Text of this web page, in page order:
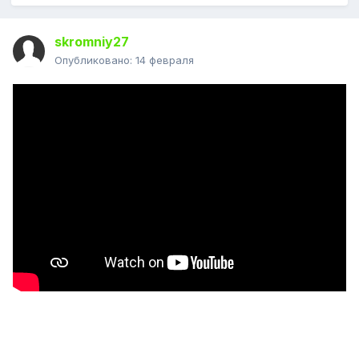
skromniy27
Опубликовано: 14 февраля